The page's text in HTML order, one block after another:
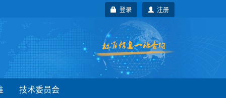
注册
登录
技术委员会